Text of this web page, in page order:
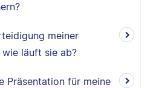
meiner
läuft sie ab?
Präsentation für meine